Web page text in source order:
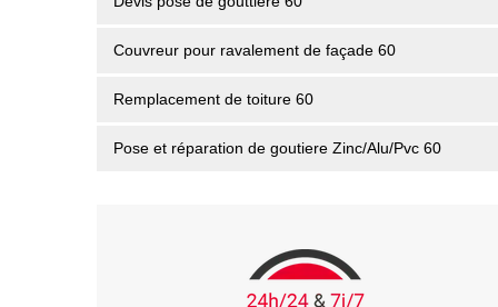
Couvreur pour ravalement de façade 60
Remplacement de toiture 60
Pose et réparation de goutiere Zinc/Alu/Pvc 60